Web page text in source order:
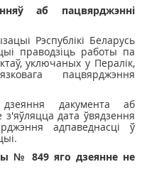
аб пацвярджэнні
Рэспублікі Беларусь
праводзіць работы па
уключаных у Пералiк,
пацвярджэння
дакумента аб
з'яўляцца дата ўвядзення
адпаведнасці ў
№ 849 яго дзеянне не